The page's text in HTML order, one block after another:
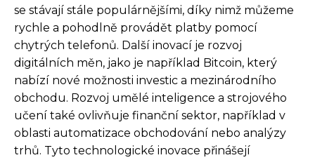
se stávají stále populárnějšími, díky nimž můžeme
rychle a pohodlně provádět platby pomocí
chytrých telefonů. Další inovací je rozvoj
digitálních měn, jako je například Bitcoin, který
nabízí nové možnosti investic a mezinárodního
obchodu. Rozvoj umělé inteligence a strojového
učení také ovlivňuje finanční sektor, například v
oblasti automatizace obchodování nebo analýzy
trhů. Tyto technologické inovace přinášejí